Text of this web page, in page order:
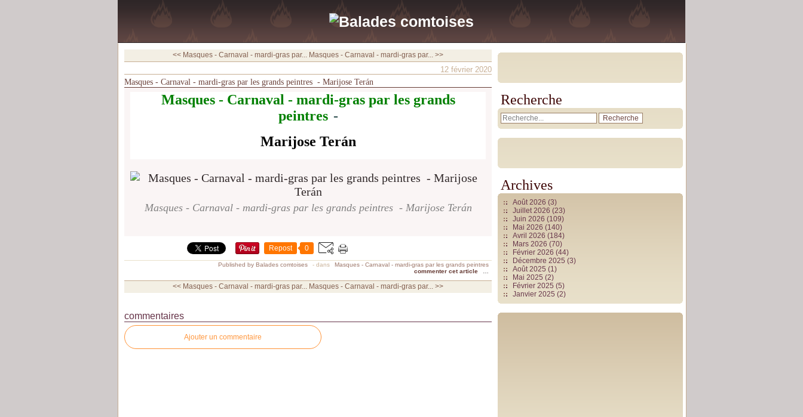
<< Masques - Carnaval - mardi-gras par... Masques - Carnaval - mardi-gras par... >>
12 février 2020
Masques - Carnaval - mardi-gras par les grands peintres - Marijose Terán
Masques - Carnaval - mardi-gras par les grands
peintres -
Marijose Terán
Masques - Carnaval - mardi-gras par les grands peintres - Marijose Terán
Repost 0
Published by Balades comtoises - dans
Masques - Carnaval - mardi-gras par les grands peintres
commenter cet article
<< Masques - Carnaval - mardi-gras par... Masques - Carnaval - mardi-gras par... >>
commentaires
Ajouter un commentaire
Recherche
Archives
Août 2026 (3)
Juillet 2026 (23)
Juin 2026 (109)
Mai 2026 (140)
Avril 2026 (184)
Mars 2026 (70)
Février 2026 (44)
Décembre 2025 (3)
Août 2025 (1)
Mai 2025 (2)
Février 2025 (5)
Janvier 2025 (2)